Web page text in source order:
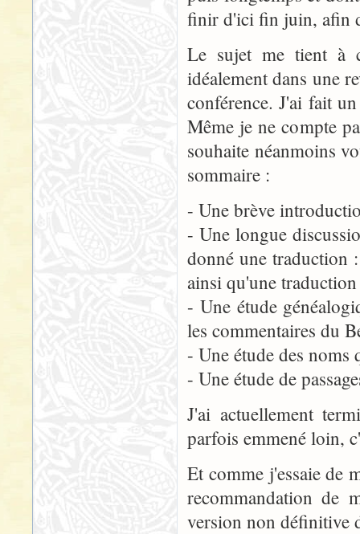
finir d'ici fin juin, afin
Le sujet me tient à
idéalement dans une
conférence. J'ai fait
Même je ne compte
souhaite néanmoins
sommaire :
- Une brève
- Une longue
donné une traduction
ainsi qu'une
- Une étude
les commentaires du
- Une étude des
- Une étude de
J'ai actuellement
parfois emmené loin,
Et comme j'essaie de
recommandation
version non définitive